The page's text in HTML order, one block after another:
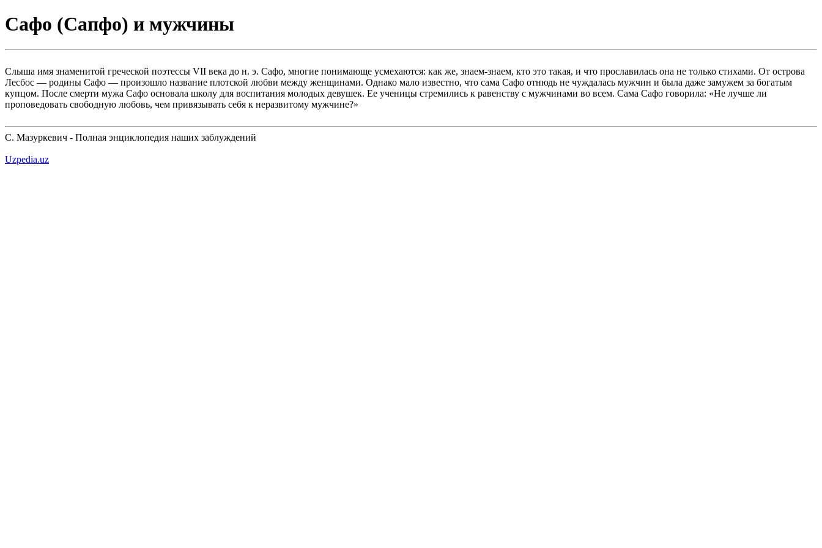
Сафо (Сапфо) и мужчины
Слыша имя знаменитой греческой поэтессы VII века до н. э. Сафо, многие понимающе усмехаются: как же, знаем-знаем, кто это такая, и что прославилась она не только стихами. От острова
Лесбос — родины Сафо — произошло название плотской любви между женщинами. Однако мало известно, что сама Сафо отнюдь не чуждалась мужчин и была даже замужем за богатым
купцом. После смерти мужа Сафо основала школу для воспитания молодых девушек. Ее ученицы стремились к равенству с мужчинами во всем. Сама Сафо говорила: «Не лучше ли
проповедовать свободную любовь, чем привязывать себя к неразвитому мужчине?»
С. Мазуркевич - Полная энциклопедия наших заблуждений
Uzpedia.uz